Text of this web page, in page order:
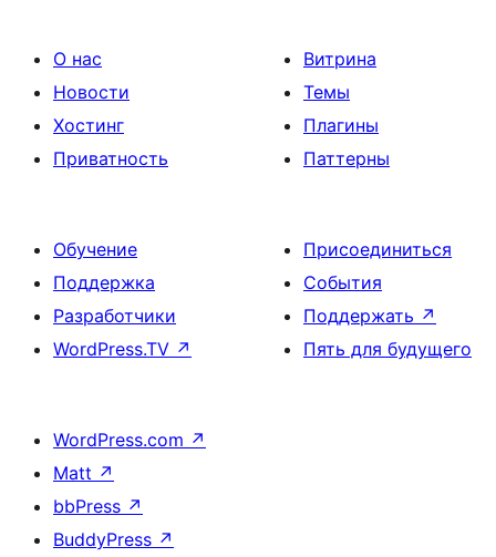
О нас
Новости
Хостинг
Приватность
Витрина
Темы
Плагины
Паттерны
Обучение
Поддержка
Разработчики
WordPress.TV ↗
Присоединиться
События
Поддержать ↗
Пять для будущего
WordPress.com ↗
Matt ↗
bbPress ↗
BuddyPress ↗